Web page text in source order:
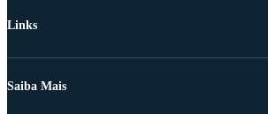
Links
Saiba Mais